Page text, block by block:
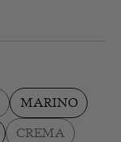
MARINO
CREMA